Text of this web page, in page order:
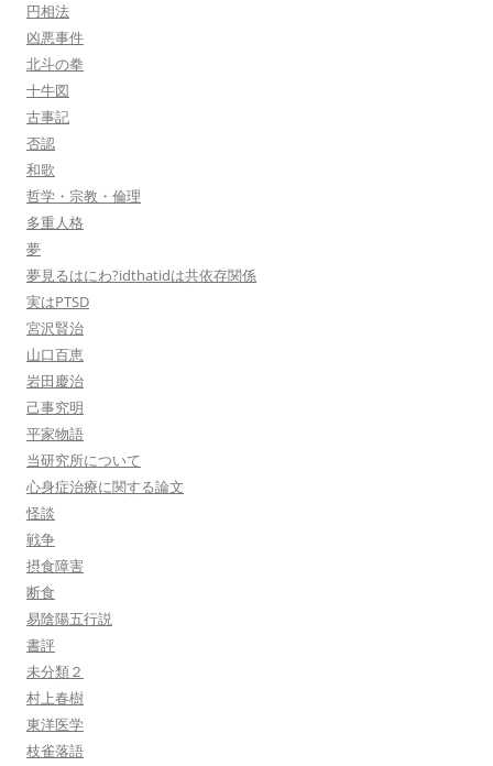
円相法
凶悪事件
北斗の拳
十牛図
古事記
否認
和歌
哲学・宗教・倫理
多重人格
夢
夢見るはにわ?idthatidは共依存関係
実はPTSD
宮沢賢治
山口百恵
岩田慶治
己事究明
平家物語
当研究所について
心身症治療に関する論文
怪談
戦争
摂食障害
断食
易陰陽五行説
書評
未分類２
村上春樹
東洋医学
枝雀落語